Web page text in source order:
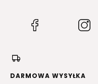
DARMOWA WYSYŁKA